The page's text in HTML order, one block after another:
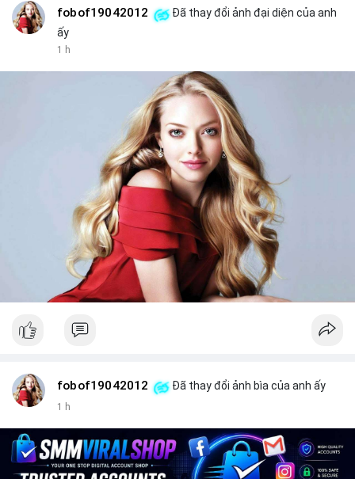
fobof19042012
Đã thay đổi ảnh đại diện của anh
ấy
1 h
fobof19042012 Đã thay đổi ảnh bìa của anh ấy
1 h